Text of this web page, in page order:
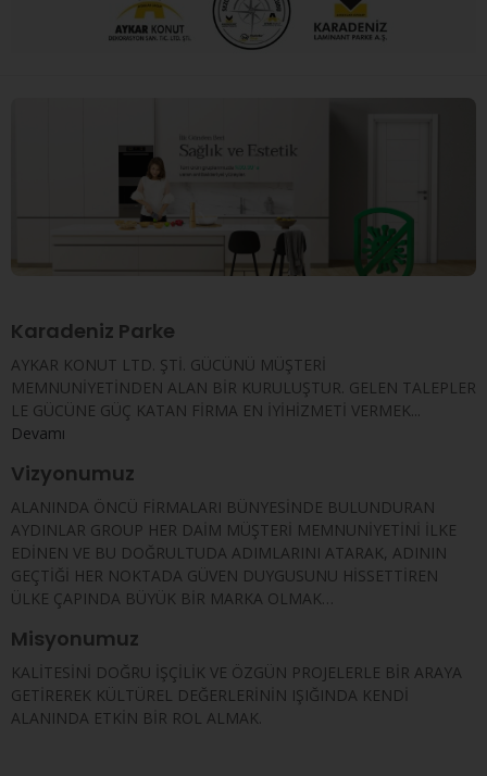
Karadeniz Parke
AYKAR KONUT LTD. ŞTİ. GÜCÜNÜ MÜŞTERİ
MEMNUNİYETİNDEN ALAN BİR KURULUŞTUR. GELEN TALEPLER
LE GÜCÜNE GÜÇ KATAN FİRMA EN İYİHİZMETİ VERMEK...
Devamı
Vizyonumuz
ALANINDA ÖNCÜ FİRMALARI BÜNYESİNDE BULUNDURAN
AYDINLAR GROUP HER DAİM MÜŞTERİ MEMNUNİYETİNİ İLKE
EDİNEN VE BU DOĞRULTUDA ADIMLARINI ATARAK, ADININ
GEÇTİĞİ HER NOKTADA GÜVEN DUYGUSUNU HİSSETTİREN
ÜLKE ÇAPINDA BÜYÜK BİR MARKA OLMAK…
Misyonumuz
KALİTESİNİ DOĞRU İŞÇİLİK VE ÖZGÜN PROJELERLE BİR ARAYA
GETİREREK KÜLTÜREL DEĞERLERİNİN IŞIĞINDA KENDİ
ALANINDA ETKİN BİR ROL ALMAK.